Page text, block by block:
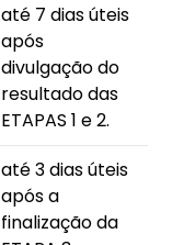
até 7 dias úteis
após
divulgação do
resultado das
ETAPAS 1 e 2.
até 3 dias úteis
após a
finalização da